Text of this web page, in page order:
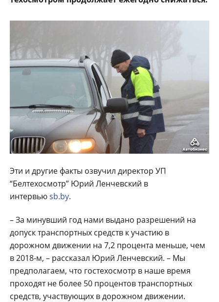
Эти и другие факты озвучил директор УП
“Белтехосмотр” Юрий Ленчевский в
интервьюsb.by.
– За минувший год нами выдано разрешений на
допуск транспортных средств к участию в
дорожном движении на 7,2 процента меньше, чем
в 2018-м, – рассказал Юрий Ленчевский. – Мы
предполагаем, что гостех­осмотр в наше время
проходят не более 50 процентов транспортных
средств, участвующих в дорожном движении.